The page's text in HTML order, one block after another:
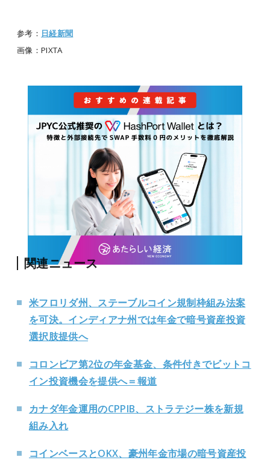
参考： 日経新聞
画像：PIXTA
関連ニュース
米フロリダ州、ステーブルコイン規制枠組み法案
を可決。インディアナ州では年金で暗号資産投資
選択肢提供へ
コロンビア第2位の年金基金、条件付きでビットコ
イン投資機会を提供へ＝報道
カナダ年金運用のCPPIB、ストラテジー株を新規
組み入れ
コインベースとOKX、豪州年金市場の暗号資産投